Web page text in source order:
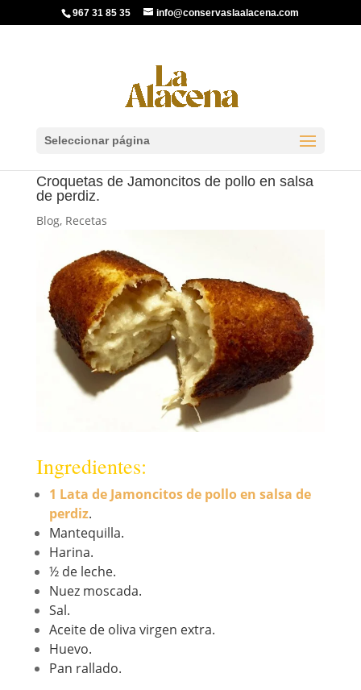
967 31 85 35 info@conservaslaalacena.com
Seleccionar página
Croquetas de Jamoncitos de pollo en salsa
de perdiz.
Blog, Recetas
Ingredientes:
1 Lata de Jamoncitos de pollo en salsa de
perdiz.
Mantequilla.
Harina.
½ de leche.
Nuez moscada.
Sal.
Aceite de oliva virgen extra.
Huevo.
Pan rallado.